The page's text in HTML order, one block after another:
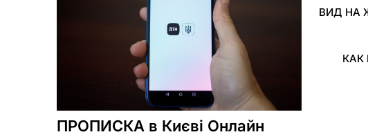
ПРОПИСКА в Києві Онлайн
ВИД НА
КАК